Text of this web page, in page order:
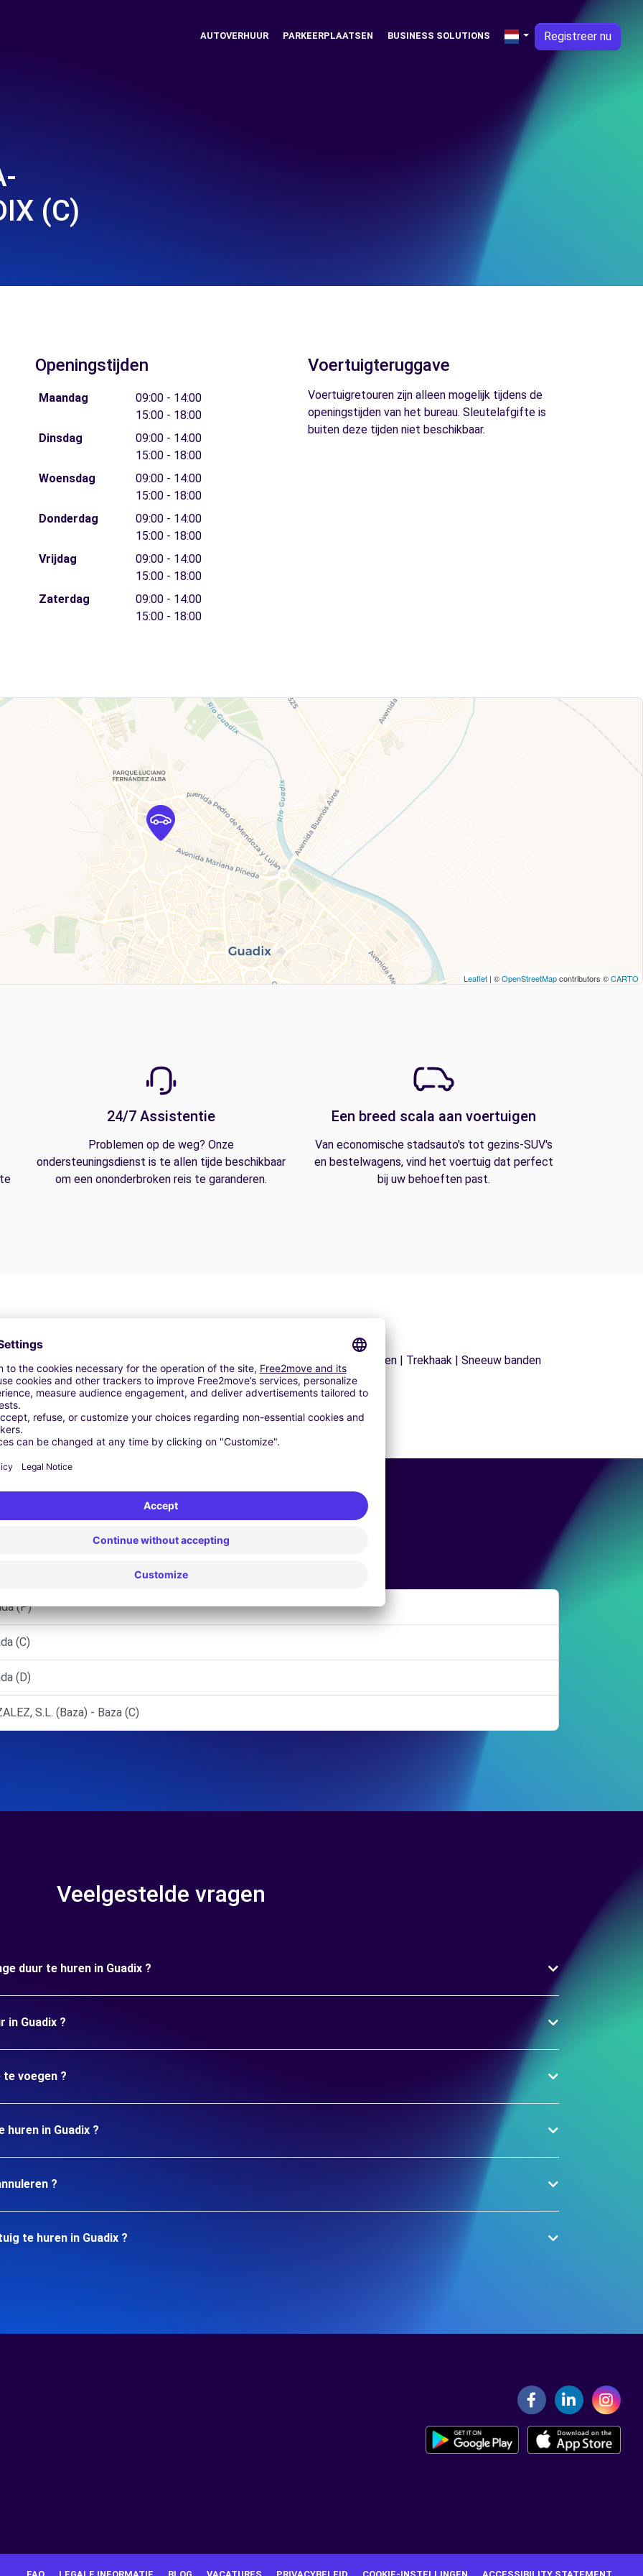
AUTOVERHUUR PARKEERPLAATSEN BUSINESS SOLUTIONS Registreer nu
(C)
Openingstijden
Maandag
09:00 - 14:00
15:00 - 18:00
Dinsdag
09:00 - 14:00
15:00 - 18:00
Woensdag
09:00 - 14:00
15:00 - 18:00
Donderdag
09:00 - 14:00
15:00 - 18:00
Vrijdag
09:00 - 14:00
15:00 - 18:00
Zaterdag
09:00 - 14:00
15:00 - 18:00
Voertuigteruggave
Voertuigretouren zijn alleen mogelijk tijdens de
openingstijden van het bureau. Sleutelafgifte is
buiten deze tijden niet beschikbaar.
Leaflet | ©OpenStreetMapcontributors ©CARTO
24/7 Assistentie
Problemen op de weg? Onze
ondersteuningsdienst is te allen tijde beschikbaar
om een ononderbroken reis te garanderen.
Een breed scala aan voertuigen
Van economische stadsauto's tot gezins-SUV's
en bestelwagens, vind het voertuig dat perfect
bij uw behoeften past.
| GPS | Verhuizingsset | Dakkoffer | Dakrails | Skidrager | Sneeuwkettingen | Trekhaak | Sneeuw banden
Vergelijkbare Agentschappen
(P)
(C)
(D)
S.L. (Baza) - Baza (C)
Veelgestelde vragen
duur te huren in Guadix ?
in Guadix ?
voegen ?
in Guadix ?
?
te huren in Guadix ?
FAQ LEGALE INFORMATIE BLOG VACATURES PRIVACYBELEID COOKIE-INSTELLINGEN ACCESSIBILITY STATEMENT